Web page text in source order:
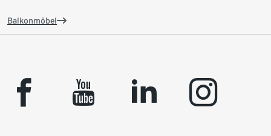
Balkonmöbel
facebook youtube linkedin instagram